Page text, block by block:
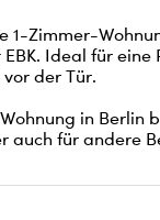
1-Zimmer-
Ideal für
der Tür.
in Berlin
auch für andere